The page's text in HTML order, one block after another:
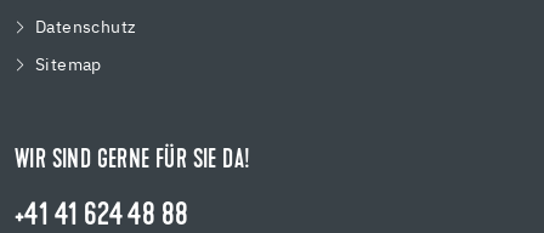
Datenschutz
Sitemap
WIR SIND GERNE FÜR SIE DA!
+41 41 624 48 88